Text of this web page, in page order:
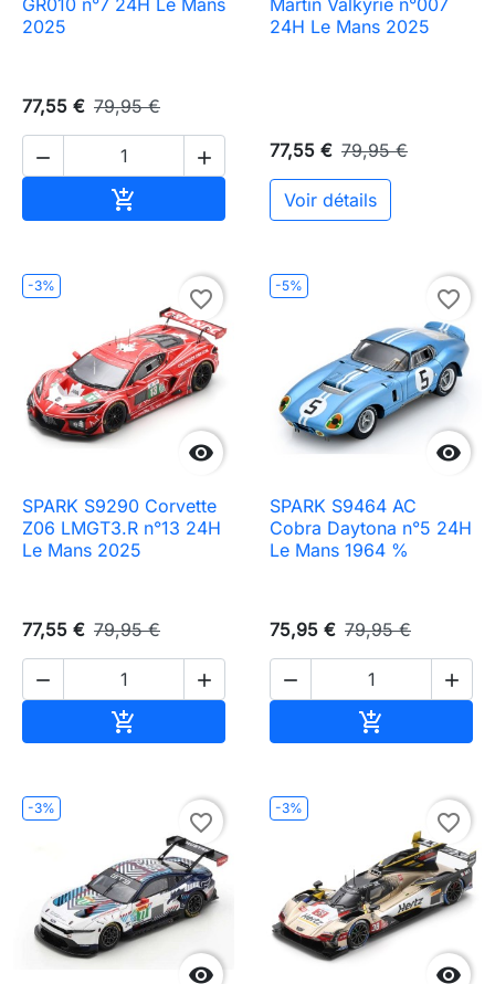
GR010 n°7 24H Le Mans
2025
77,55 € 79,95 €
 

Martin Valkyrie n°007
24H Le Mans 2025
77,55 € 79,95 €
Voir détails
-3%

favorite_border
SPARK S9290 Corvette
Z06 LMGT3.R n°13 24H
Le Mans 2025
77,55 € 79,95 €
 

-5%

favorite_border
SPARK S9464 AC
Cobra Daytona n°5 24H
Le Mans 1964 %
75,95 € 79,95 €
 

-3%

favorite_border
-3%

favorite_border